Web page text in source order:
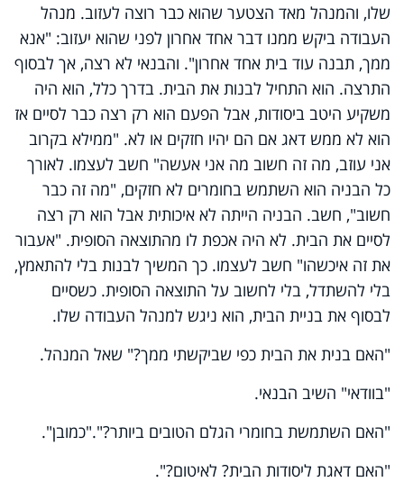
שלו, והמנהל מאד הצטער שהוא כבר רוצה לעזוב. מנהל
העבודה ביקש ממנו דבר אחד אחרון לפני שהוא יעזוב: "אנא
ממך, תבנה עוד בית אחד אחרון". והבנאי לא רצה, אך לבסוף
התרצה. הוא התחיל לבנות את הבית. בדרך כלל, הוא היה
משקיע היטב ביסודות, אבל הפעם הוא רק רצה כבר לסיים אז
הוא לא ממש דאג אם הם יהיו חזקים או לא. "ממילא בקרוב
אני עוזב, מה זה חשוב מה אני אעשה" חשב לעצמו. לאורך
כל הבניה הוא השתמש בחומרים לא חזקים, "מה זה כבר
חשוב", חשב. הבניה הייתה לא איכותית אבל הוא רק רצה
לסיים את הבית. לא היה אכפת לו מהתוצאה הסופית. "אעבור
את זה איכשהו" חשב לעצמו. כך המשיך לבנות בלי להתאמץ,
בלי להשתדל, בלי לחשוב על התוצאה הסופית. כשסיים
לבסוף את בניית הבית, הוא ניגש למנהל העבודה שלו.
"האם בנית את הבית כפי שביקשתי ממך?" שאל המנהל.
"בוודאי" השיב הבנאי.
"האם השתמשת בחומרי הגלם הטובים ביותר?"."כמובן".
"האם דאגת ליסודות הבית? לאיטום?".